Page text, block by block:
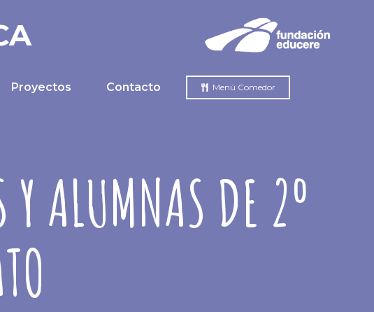
Proyectos Contacto Menú Comedor
Y ALUMNAS DE 2º